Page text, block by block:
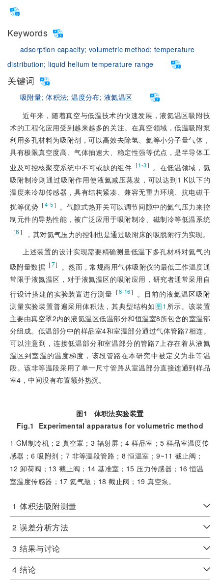
Keywords
adsorption capacity; volumetric method; temperature
distribution; liquid helium temperature range
关键词
吸附量;体积法;温度分布; 液氦温区
近年来，随着真空与低温技术的快速发展，液氦温区吸附技
术的工程化应用受到越来越多的关注。在真空领域，低温吸附泵
利用多孔材料为吸附剂，可以高效去除氢、氦等小分子量气体，
具有极限真空度高、气体抽速大、稳定性强等优点，是半导体工
业及可控核聚变系统中不可或缺的组件 ［1-3］ 。在低温领域，氦
吸附制冷则通过吸附作用使液氦减压蒸发，可以达到1 K以下的
温度来冷却传感器，具有结构紧凑、兼容无重力环境、抗电磁干
扰等优势 ［4-5］ 。气隙式热开关可以调节间隙中的氦气压力来控
制元件的导热性能，被广泛应用于吸附制冷、磁制冷等低温系统
［6 ］
，其对氦气压力的控制也是通过吸附床的吸脱附行为实现。
上述装置的设计实现需要精确测量低温下多孔材料对氦气的
吸附量数据 ［7］
。然而，常规商用气体吸附仪的最低工作温度通
常限于液氮温区，对于液氦温区的吸附应用，研究者通常采用自
行设计搭建的实验装置进行测量 ［8-16］ 。目前的液氦温区吸附
测量实验装置普遍采用体积法，其典型结构如图1 所示。该装置
主要由真空罩2内的液氦温区低温部分和恒温室8所包含的室温部
分组成。低温部分中的样品室4和室温部分通过气体管路7相连。
可以注意到，连接低温部分和室温部分的管路7上存在着从液氦
温区到室温的温度梯度，该段管路在本研究中被定义为非等温
段。该非等温段采用了单一尺寸管路从室温部分直接连通到样品
室4，中间没有布置额外热沉。
图1
体积法实验装置
Fig.1
Experimental apparatus for volumetric method
1 GM制冷机；2 真空罩；3 辐射屏；4 样品室；5 样品室温度传
感器；6 吸附剂；7 非等温段管路；8 恒温室；9~11 截止阀；
12 卸荷阀；13 截止阀；14 基准室；15 压力传感器；16 恒温
室温度传感器；17 氦气瓶；18 截止阀；19 真空泵。
1 体积法吸附测量
2 误差分析方法
3 结果与讨论
4 结论